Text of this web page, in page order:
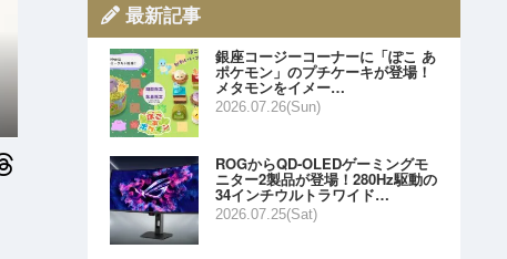
最新記事
銀座コージーコーナーに「ぽこ あ
ポケモン」のプチケーキが登場！
メタモンをイメー…
2026.07.26(Sun)
ROGからQD-OLEDゲーミングモ
ニター2製品が登場！280Hz駆動の
34インチウルトラワイド…
2026.07.25(Sat)